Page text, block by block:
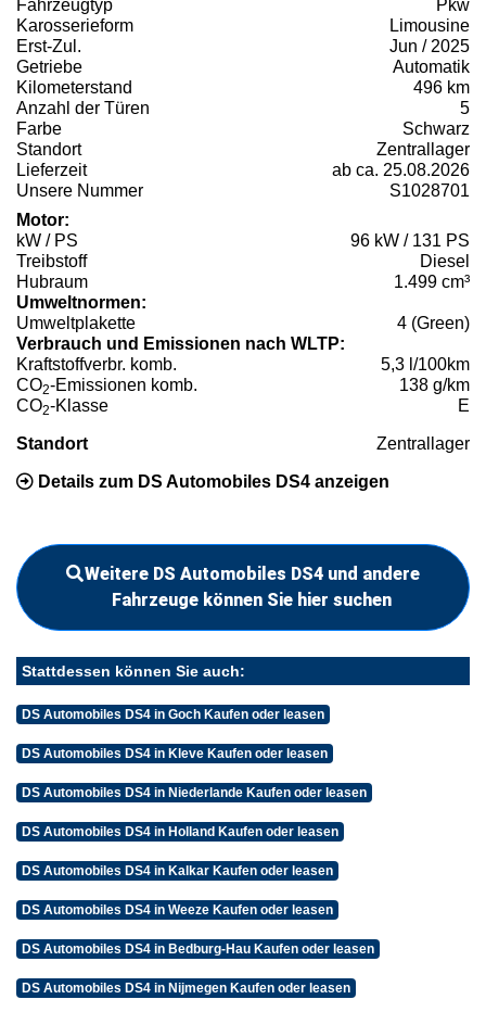
Fahrzeugtyp
Pkw
Karosserieform
Limousine
Erst-Zul.
Jun / 2025
Getriebe
Automatik
Kilometerstand
496 km
Anzahl der Türen
5
Farbe
Schwarz
Standort
Zentrallager
Lieferzeit
ab ca. 25.08.2026
Unsere Nummer
S1028701
Motor:
kW / PS
96 kW / 131 PS
Treibstoff
Diesel
Hubraum
1.499 cm³
Umweltnormen:
Umweltplakette
4 (Green)
Verbrauch und Emissionen nach WLTP:
Kraftstoffverbr. komb.
5,3 l/100km
CO2-Emissionen komb.
138 g/km
CO2-Klasse E
Standort Zentrallager
Details zum DS Automobiles DS4 anzeigen
Weitere DS Automobiles DS4 und andere
Fahrzeuge können Sie hier suchen
Stattdessen können Sie auch:
DS Automobiles DS4 in Goch Kaufen oder leasen
DS Automobiles DS4 in Kleve Kaufen oder leasen
DS Automobiles DS4 in Niederlande Kaufen oder leasen
DS Automobiles DS4 in Holland Kaufen oder leasen
DS Automobiles DS4 in Kalkar Kaufen oder leasen
DS Automobiles DS4 in Weeze Kaufen oder leasen
DS Automobiles DS4 in Bedburg-Hau Kaufen oder leasen
DS Automobiles DS4 in Nijmegen Kaufen oder leasen